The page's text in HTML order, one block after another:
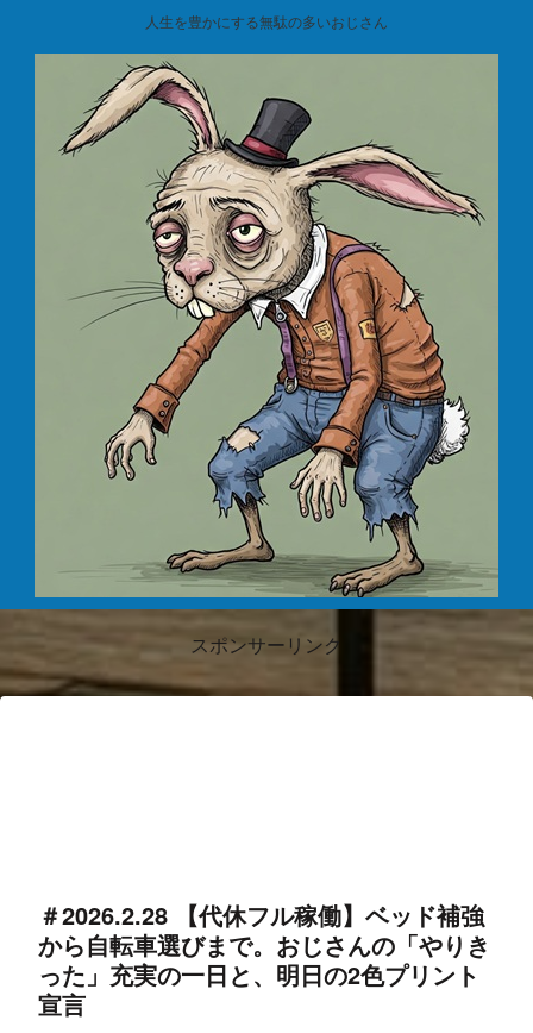
人生を豊かにする無駄の多いおじさん
スポンサーリンク
＃2026.2.28 【代休フル稼働】ベッド補強
から自転車選びまで。おじさんの「やりき
った」充実の一日と、明日の2色プリント
宣言